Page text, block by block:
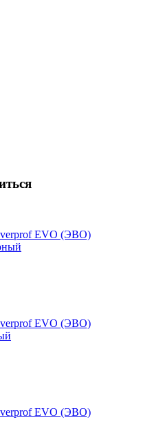
EVO (ЭВО)
EVO (ЭВО)
EVO (ЭВО)